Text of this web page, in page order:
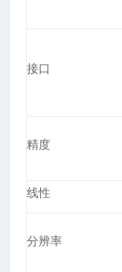
接口
精度
线性
分辨率